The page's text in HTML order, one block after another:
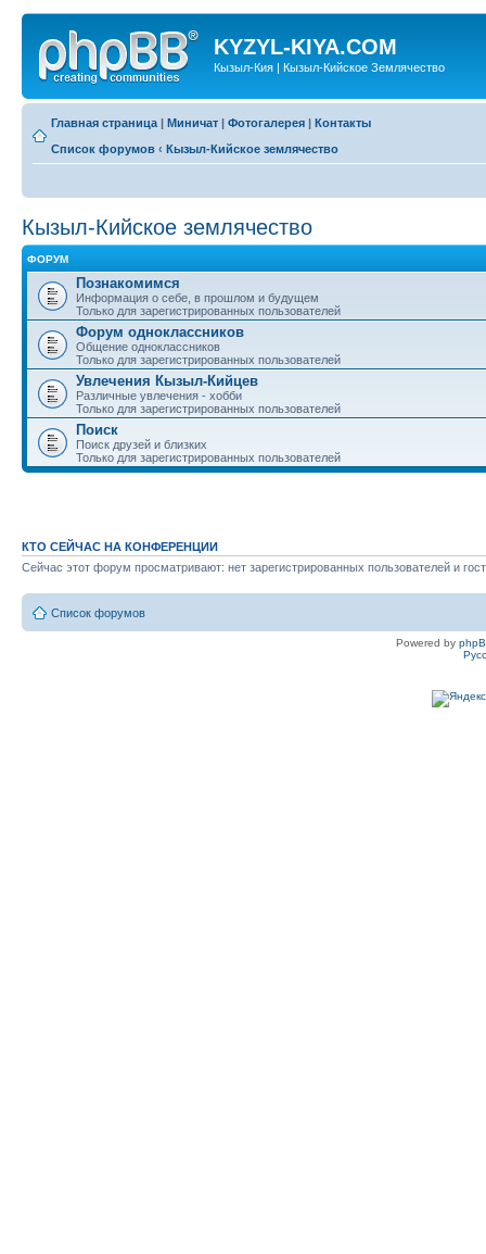
KYZYL-KIYA.COM
Кызыл-Кия | Кызыл-Кийское Землячество
Главная страница | Миничат | Фотогалерея | Контакты
Список форумов ‹ Кызыл-Кийское землячество
Кызыл-Кийское землячество
ФОРУМ
Познакомимся
Информация о себе, в прошлом и будущем
Только для зарегистрированных пользователей
Форум одноклассников
Общение одноклассников
Только для зарегистрированных пользователей
Увлечения Кызыл-Кийцев
Различные увлечения - хобби
Только для зарегистрированных пользователей
Поиск
Поиск друзей и близких
Только для зарегистрированных пользователей
КТО СЕЙЧАС НА КОНФЕРЕНЦИИ
Сейчас этот форум просматривают: нет зарегистрированных пользователей и
Список форумов
Powered by